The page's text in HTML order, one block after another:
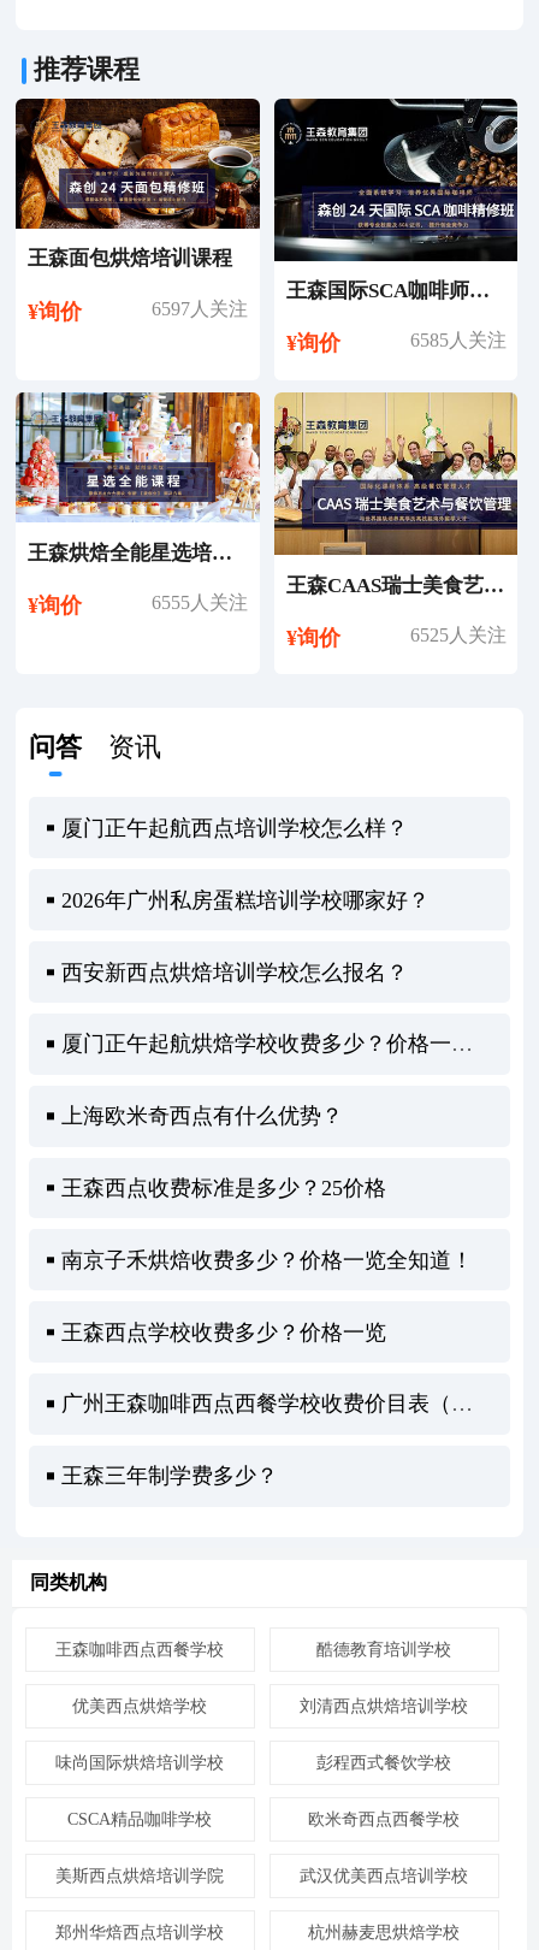
推荐课程
王森面包烘焙培训课程
¥询价 6597人关注
王森国际SCA咖啡师考证培训课程
¥询价 6585人关注
王森烘焙全能星选培训课程
¥询价 6555人关注
王森CAAS瑞士美食艺术与餐饮管理专业留学
¥询价 6525人关注
问答 资讯
厦门正午起航西点培训学校怎么样？
2026年广州私房蛋糕培训学校哪家好？
西安新西点烘焙培训学校怎么报名？
厦门正午起航烘焙学校收费多少？价格一览全解析！
上海欧米奇西点有什么优势？
王森西点收费标准是多少？25价格
南京子禾烘焙收费多少？价格一览全知道！
王森西点学校收费多少？价格一览
广州王森咖啡西点西餐学校收费价目表（学费贵吗）
王森三年制学费多少？
同类机构
王森咖啡西点西餐学校 酷德教育培训学校
优美西点烘焙学校 刘清西点烘焙培训学校
味尚国际烘焙培训学校 彭程西式餐饮学校
CSCA精品咖啡学校 欧米奇西点西餐学校
美斯西点烘焙培训学院 武汉优美西点培训学校
郑州华焙西点培训学校 杭州赫麦思烘焙学校